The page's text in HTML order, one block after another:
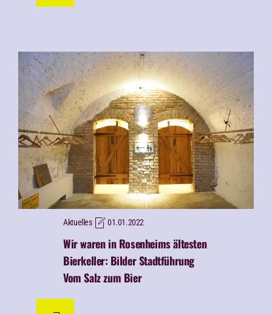
Aktuelles 01.01.2022
Wir waren in Rosenheims ältesten
Bierkeller: Bilder Stadtführung
Vom Salz zum Bier